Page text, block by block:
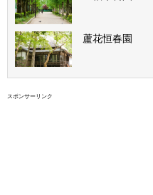
蘆花恒春園
スポンサーリンク